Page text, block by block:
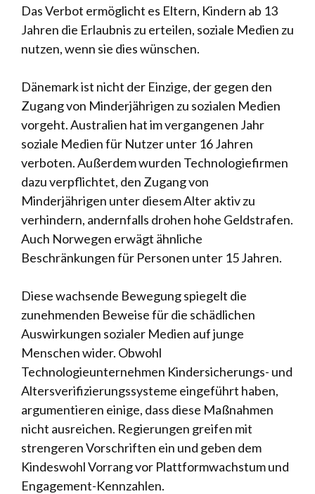
Das Verbot ermöglicht es Eltern, Kindern ab 13
Jahren die Erlaubnis zu erteilen, soziale Medien zu
nutzen, wenn sie dies wünschen.
Dänemark ist nicht der Einzige, der gegen den
Zugang von Minderjährigen zu sozialen Medien
vorgeht. Australien hat im vergangenen Jahr
soziale Medien für Nutzer unter 16 Jahren
verboten. Außerdem wurden Technologiefirmen
dazu verpflichtet, den Zugang von
Minderjährigen unter diesem Alter aktiv zu
verhindern, andernfalls drohen hohe Geldstrafen.
Auch Norwegen erwägt ähnliche
Beschränkungen für Personen unter 15 Jahren.
Diese wachsende Bewegung spiegelt die
zunehmenden Beweise für die schädlichen
Auswirkungen sozialer Medien auf junge
Menschen wider. Obwohl
Technologieunternehmen Kindersicherungs- und
Altersverifizierungssysteme eingeführt haben,
argumentieren einige, dass diese Maßnahmen
nicht ausreichen. Regierungen greifen mit
strengeren Vorschriften ein und geben dem
Kindeswohl Vorrang vor Plattformwachstum und
Engagement-Kennzahlen.